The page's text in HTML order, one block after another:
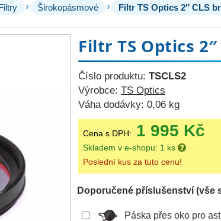
› Širokopásmové › Filtr TS Optics 2″ CLS
Filtr TS Optics
Číslo produktu: TSCLS2
Výrobce: TS Optics
Váha dodávky: 0,06 kg
Cena s DPH: 1 995 Kč
Skladem v e-shopu: 1 ks
Poslední kus za tuto cenu!
Doporučené příslušenství (vše
Páska přes oko pro